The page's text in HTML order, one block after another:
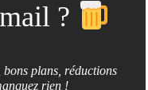
?
plans, réductions
rien !